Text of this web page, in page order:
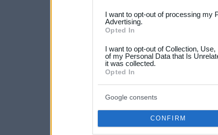
not limited to your visit or
grant or deny consent to
your data for below
consent section.
I want to opt-out of processing my
Advertising.
Opted In
I want to opt-out of Collection,
of my Personal Data that Is
it was collected.
Opted In
Google consents
CONFIRM